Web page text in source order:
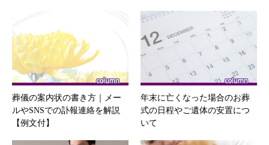
葬儀の案内状の書き方｜メー
ルやSNSでの訃報連絡を解説
【例文付】
年末に亡くなった場合のお葬
式の日程やご遺体の安置につ
いて